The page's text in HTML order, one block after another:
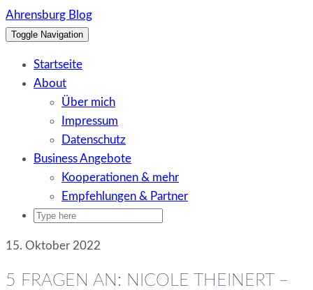
Skip
to
Ahrensburg Blog
Toggle Navigation
Startseite
About
Über mich
Impressum
Datenschutz
Business Angebote
Kooperationen & mehr
Empfehlungen & Partner
15. Oktober 2022
5 FRAGEN AN: NICOLE THEINERT –